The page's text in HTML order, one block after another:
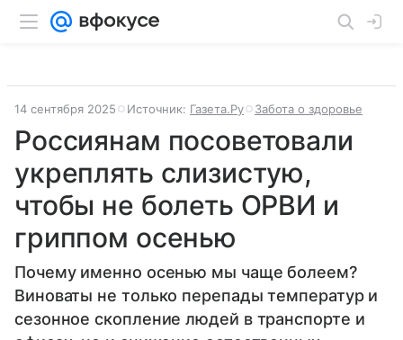
14 сентября 2025 Источник: Газета.Ру Забота о здоровье
Россиянам посоветовали
укреплять слизистую,
чтобы не болеть ОРВИ и
гриппом осенью
Почему именно осенью мы чаще болеем?
Виноваты не только перепады температур и
сезонное скопление людей в транспорте и